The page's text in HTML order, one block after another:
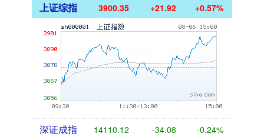
上证综指 3900.35 +21.92 +0.57%
深证成指 14110.12 -34.08 -0.24%